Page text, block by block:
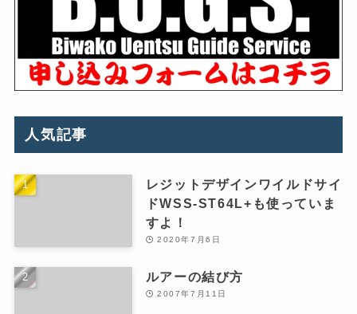
人気記事
レジットデザインワイルドサイ
ドWSS-ST64L+も使っていま
すよ！
2020年7月6日
ルアーの結び方
2007年7月11日